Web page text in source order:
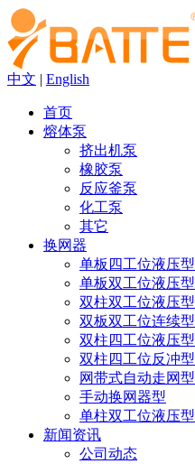
中文 | English
首页
熔体泵
挤出机泵
橡胶泵
反应釜泵
化工泵
其它
换网器
单板四工位液压型
单板双工位液压型
双柱双工位液压型
双板双工位连续型
双柱四工位液压型
双柱四工位反冲型
网带式自动走网型
手动换网器型
单柱双工位液压型
新闻资讯
公司动态